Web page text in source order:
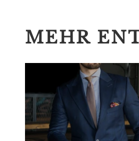
MEHR